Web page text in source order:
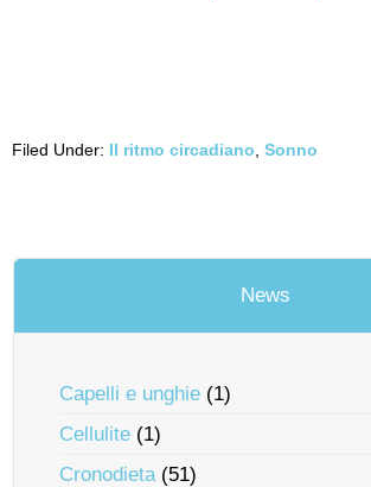
Filed Under: Il ritmo circadiano Sonno
News
Capelli e unghie (1)
Cellulite (1)
Cronodieta(51)